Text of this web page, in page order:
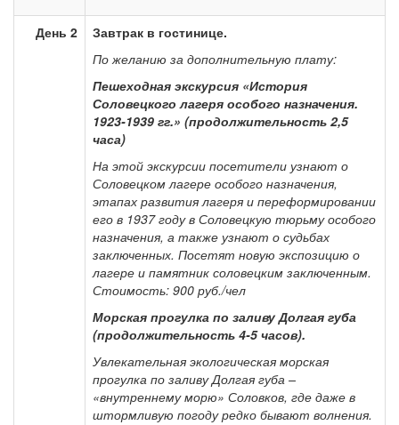
День 2
Завтрак в гостинице.
По желанию за дополнительную плату:
Пешеходная экскурсия «История
Соловецкого лагеря особого назначения.
1923-1939 гг.» (продолжительность 2,5
часа)
На этой экскурсии посетители узнают о
Соловецком лагере особого назначения,
этапах развития лагеря и переформировании
его в 1937 году в Соловецкую тюрьму особого
назначения, а также узнают о судьбах
заключенных. Посетят новую экспозицию о
лагере и памятник соловецким заключенным.
Стоимость: 900 руб./чел
Морская прогулка по заливу Долгая губа
(продолжительность 4-5 часов).
Увлекательная экологическая морская
прогулка по заливу Долгая губа –
«внутреннему морю» Соловков, где даже в
штормливую погоду редко бывают волнения.